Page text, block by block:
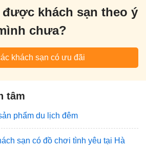
khách sạn theo ý
chưa?
khách sạn có ưu đãi
tâm
phẩm du lịch đêm
sạn có đồ chơi tình yêu tại Hà